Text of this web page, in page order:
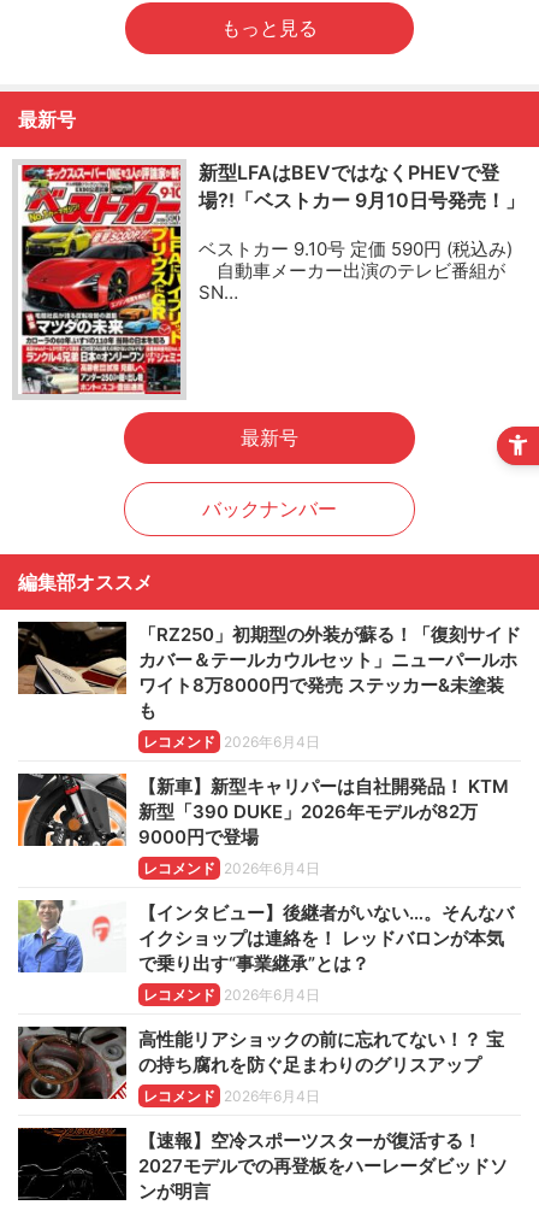
もっと見る
最新号
新型LFAはBEVではなくPHEVで登
場?!「ベストカー 9月10日号発売！」
ベストカー 9.10号 定価 590円 (税込み)
自動車メーカー出演のテレビ番組が
SN…
最新号
バックナンバー
編集部オススメ
「RZ250」初期型の外装が蘇る！「復刻サイド
カバー＆テールカウルセット」ニューパールホ
ワイト8万8000円で発売 ステッカー&未塗装
も
レコメンド 2026年6月4日
【新車】新型キャリパーは自社開発品！ KTM
新型「390 DUKE」2026年モデルが82万
9000円で登場
レコメンド 2026年6月4日
【インタビュー】後継者がいない…。そんなバ
イクショップは連絡を！ レッドバロンが本気
で乗り出す“事業継承”とは？
レコメンド 2026年6月4日
高性能リアショックの前に忘れてない！？ 宝
の持ち腐れを防ぐ足まわりのグリスアップ
レコメンド 2026年6月4日
【速報】空冷スポーツスターが復活する！
2027モデルでの再登板をハーレーダビッドソ
ンが明言